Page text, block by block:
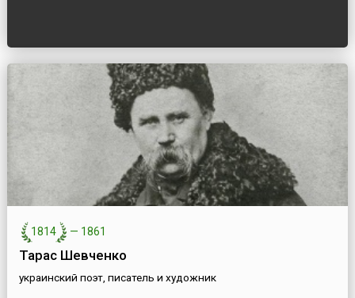
1814 — 1861
Тарас Шевченко
украинский поэт, писатель и художник